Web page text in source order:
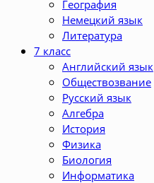
География
Немецкий язык
Литература
7 класс
Английский язык
Обществозвание
Русский язык
Алгебра
История
Физика
Биология
Информатика